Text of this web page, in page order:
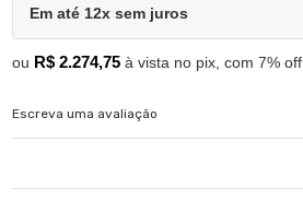
Em até 12x sem juros
ou R$ 2.274,75 à vista no pix, com 7% off
Escreva uma avaliação